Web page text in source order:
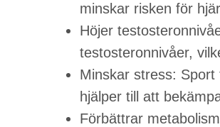
minskar risken för
Höjer
testosteronnivåer,
Minskar stress:
hjälper till att
Förbättrar